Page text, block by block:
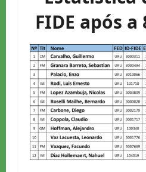
FIDE após a